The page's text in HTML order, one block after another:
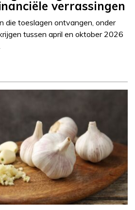
verrassingen
die toeslagen ontvangen, onder
tussen april en oktober 2026